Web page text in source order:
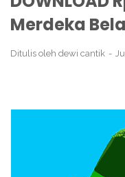
Merdeka
Ditulis oleh dewi cantik